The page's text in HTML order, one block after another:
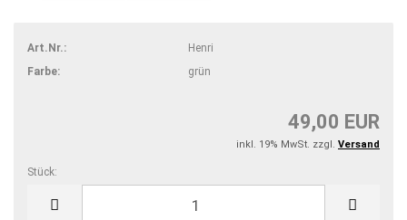
Art.Nr.:
Henri
Farbe:
grün
49,00 EUR
inkl. 19% MwSt. zzgl. Versand
Stück: